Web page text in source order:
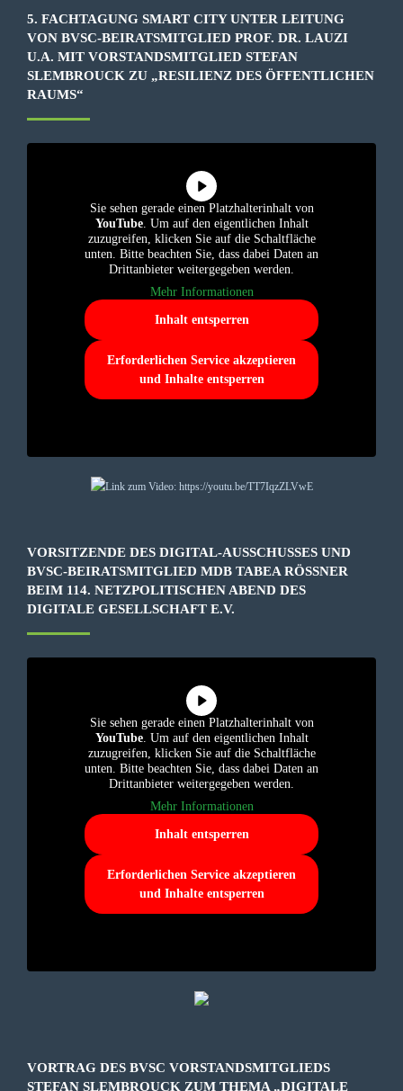
5. FACHTAGUNG SMART CITY UNTER LEITUNG
VON BVSC-BEIRATSMITGLIED PROF. DR. LAUZI
U.A. MIT VORSTANDSMITGLIED STEFAN
SLEMBROUCK ZU „RESILIENZ DES ÖFFENTLICHEN
RAUMS“
Sie sehen gerade einen Platzhalterinhalt von
YouTube. Um auf den eigentlichen Inhalt
zuzugreifen, klicken Sie auf die Schaltfläche
unten. Bitte beachten Sie, dass dabei Daten an
Drittanbieter weitergegeben werden.
Mehr Informationen
Inhalt entsperren
Erforderlichen Service akzeptieren
und Inhalte entsperren
VORSITZENDE DES DIGITAL-AUSSCHUSSES UND
BVSC-BEIRATSMITGLIED MDB TABEA RÖSSNER B
EIM 114. NETZPOLITISCHEN ABEND DES D
IGITALE GESELLSCHAFT E.V.
Sie sehen gerade einen Platzhalterinhalt von
YouTube. Um auf den eigentlichen Inhalt
zuzugreifen, klicken Sie auf die Schaltfläche
unten. Bitte beachten Sie, dass dabei Daten an
Drittanbieter weitergegeben werden.
Mehr Informationen
Inhalt entsperren
Erforderlichen Service akzeptieren
und Inhalte entsperren
VORTRAG DES BVSC VORSTANDSMITGLIEDS
STEFAN SLEMBROUCK ZUM THEMA „DIGITALE